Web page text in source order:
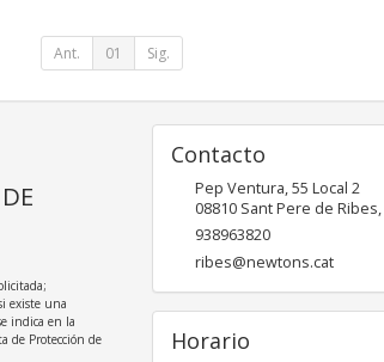
Ant. 01 Sig.
existe una
indica en la
de Protección de
Contacto
Pep Ventura, 55 Local 2
08810 Sant Pere de Ribes,
938963820
ribes@newtons.cat
Horario